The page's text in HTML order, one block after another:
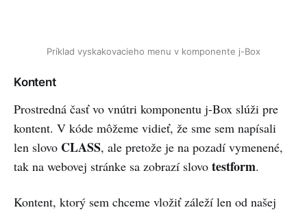
Príklad vyskakovacieho menu v komponente j-Box
Kontent
Prostredná časť vo vnútri komponentu j-Box slúži pre
kontent. V kóde môžeme vidieť, že sme sem napísali
len slovo CLASS, ale pretože je na pozadí vymenené,
tak na webovej stránke sa zobrazí slovo testform.
Kontent, ktorý sem chceme vložiť záleží len od našej